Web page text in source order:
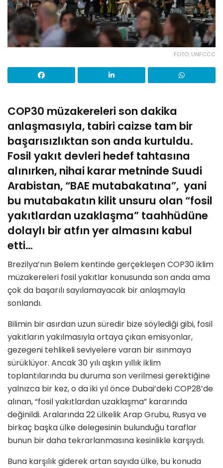
FOTO: UNFCCC
COP30 müzakereleri son dakika
anlaşmasıyla, tabiri caizse tam bir
başarısızlıktan son anda kurtuldu.
Fosil yakıt devleri hedef tahtasına
alınırken, nihai karar metninde Suudi
Arabistan, “BAE mutabakatına”, yani
bu mutabakatın kilit unsuru olan “fosil
yakıtlardan uzaklaşma” taahhüdüne
dolaylı bir atfın yer almasını kabul
etti…
Brezilya’nın Belem kentinde gerçekleşen COP30 iklim
müzakereleri fosil yakıtlar konusunda son anda ama
çok da başarılı sayılamayacak bir anlaşmayla
sonlandı.
Bilimin bir asırdan uzun süredir bize söylediği gibi, fosil
yakıtların yakılmasıyla ortaya çıkan emisyonlar,
gezegeni tehlikeli seviyelere varan bir ısınmaya
sürüklüyor. Ancak 30 yılı aşkın yıllık iklim
toplantılarında bu duruma son verilmesi gerektiğine
yalnızca bir kez, o da iki yıl önce Dubai’deki COP28’de
alınan, “fosil yakıtlardan uzaklaşma” kararında
değinildi. Aralarında 22 ülkelik Arap Grubu, Rusya ve
birkaç başka ülke delegesinin bulunduğu taraflar
bunun bir daha tekrarlanmasına kesinlikle karşıydı.
Buna karşılık giderek artan sayıda ülke, bu konuda